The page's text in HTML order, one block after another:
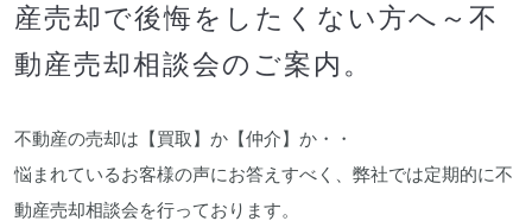
産売却で後悔をしたくない方へ～不
動産売却相談会のご案内。
不動産の売却は【買取】か【仲介】か・・
悩まれているお客様の声にお答えすべく、弊社では定期的に不
動産売却相談会を行っております。